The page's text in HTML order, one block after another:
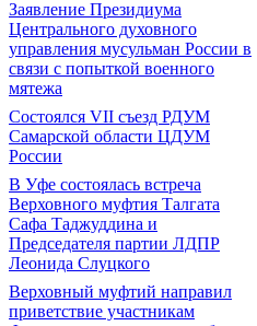
Заявление Президиума
Центрального духовного
управления мусульман России в
связи с попыткой военного
мятежа
Состоялся VII съезд РДУМ
Самарской области ЦДУМ
России
В Уфе состоялась встреча
Верховного муфтия Талгата
Сафа Таджуддина и
Председателя партии ЛДПР
Леонида Слуцкого
Верховный муфтий направил
приветствие участникам